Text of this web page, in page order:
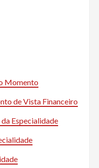
Momento
de Vista Financeiro
Especialidade